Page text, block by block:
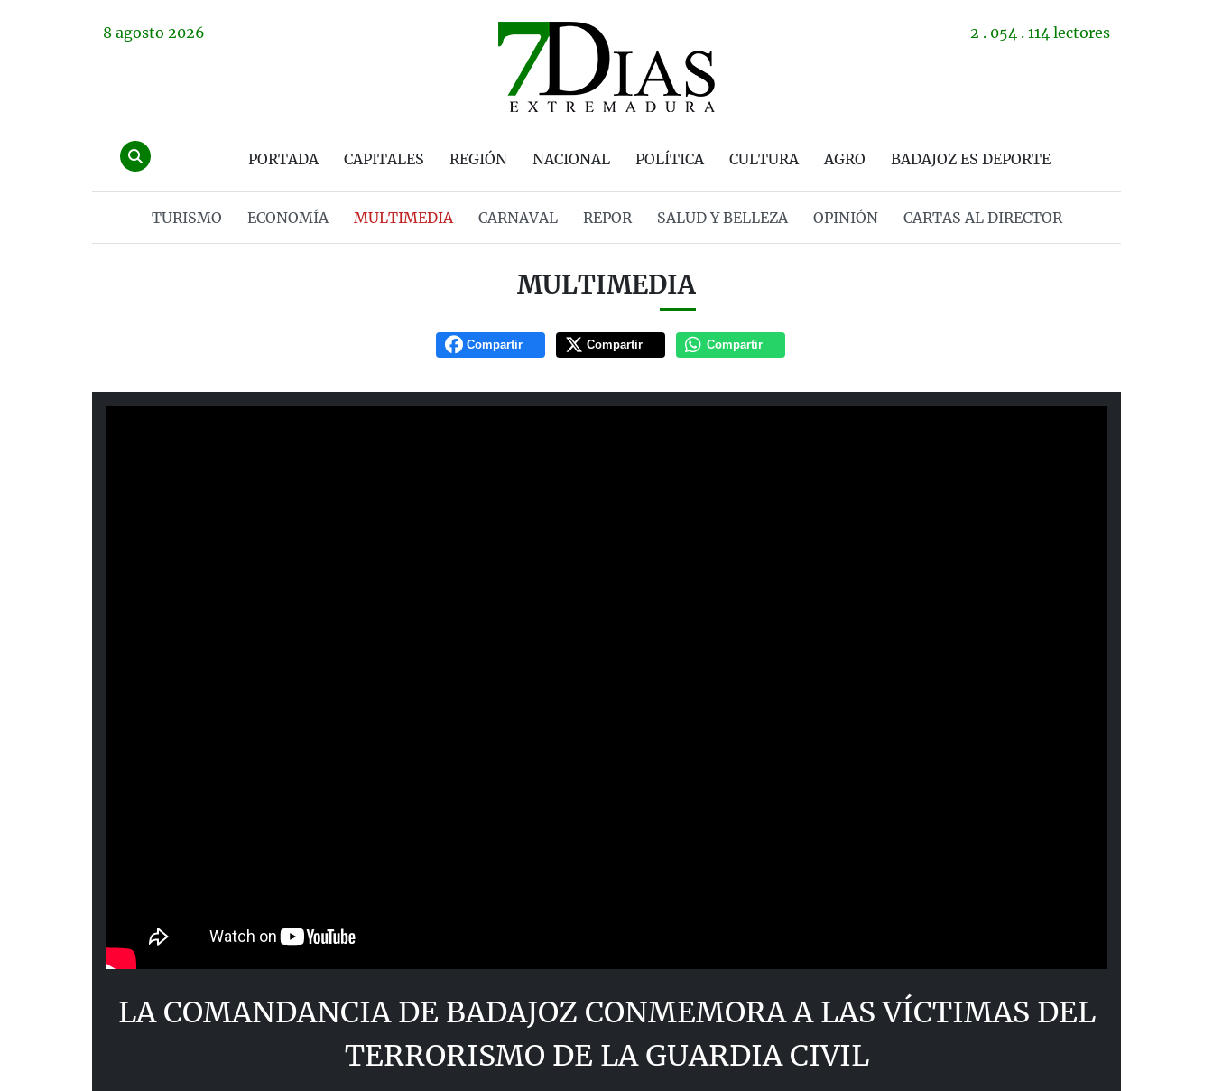
8 agosto 2026 2 . 054 . 114 lectores
PORTADA CAPITALES REGIÓN NACIONAL POLÍTICA CULTURA AGRO BADAJOZ ES DEPORTE
TURISMO ECONOMÍA MULTIMEDIA CARNAVAL REPOR SALUD Y BELLEZA OPINIÓN CARTAS AL DIRECTOR
MULTIMEDIA
Compartir Compartir Compartir
LA COMANDANCIA DE BADAJOZ CONMEMORA A LAS VÍCTIMAS DEL
TERRORISMO DE LA GUARDIA CIVIL